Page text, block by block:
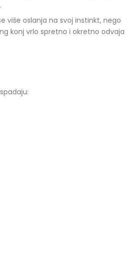
više oslanja na svoj instinkt, nego
konj vrlo spretno i okretno odvaja